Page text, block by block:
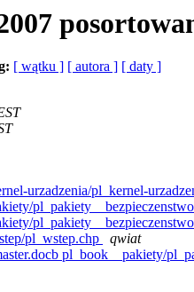
[ wątku ] [ autora ] [ daty ]
urzadzenia/pl_kernel-
pl_wstep.chp
qwiat
pl_book__pakiety/